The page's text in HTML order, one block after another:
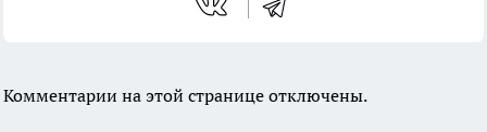
Комментарии на этой странице отключены.